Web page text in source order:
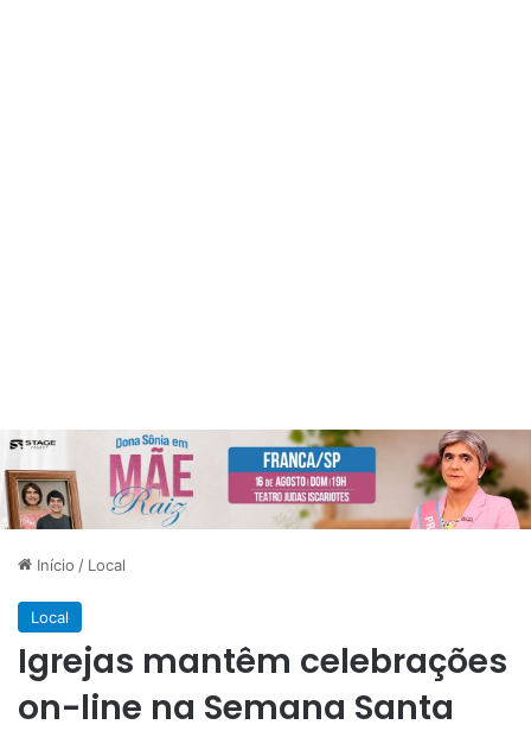
Início / Local
Local
Igrejas mantêm celebrações
on-line na Semana Santa